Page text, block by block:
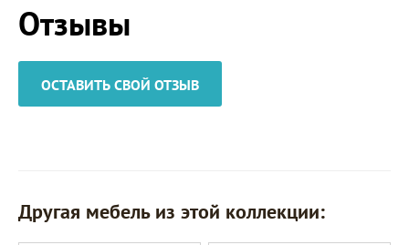
Отзывы
ОСТАВИТЬ СВОЙ ОТЗЫВ
Другая мебель из этой коллекции: